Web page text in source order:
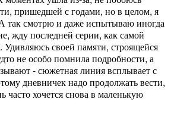
пришедшей с годами, но в целом, я
так смотрю и даже испытываю иногда
жду последней серии, как самой
своей памяти, строящейся
не особо помнила подробности, а
- сюжетная линия всплывает с
дневничек надо продолжать вести,
часто хочется снова в маленькую